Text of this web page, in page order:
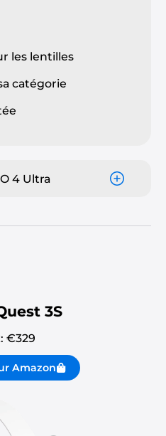
les lentilles
catégorie
4 Ultra
3S
€329
Amazon